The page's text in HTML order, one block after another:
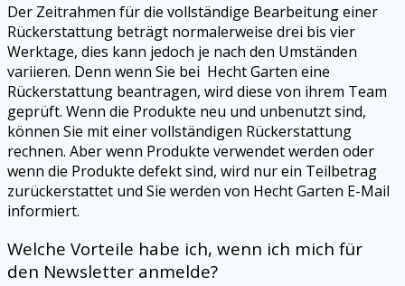
Der Zeitrahmen für die vollständige Bearbeitung einer
Rückerstattung beträgt normalerweise drei bis vier
Werktage, dies kann jedoch je nach den Umständen
variieren. Denn wenn Sie bei Hecht Garten eine
Rückerstattung beantragen, wird diese von ihrem Team
geprüft. Wenn die Produkte neu und unbenutzt sind,
können Sie mit einer vollständigen Rückerstattung
rechnen. Aber wenn Produkte verwendet werden oder
wenn die Produkte defekt sind, wird nur ein Teilbetrag
zurückerstattet und Sie werden von Hecht Garten E-Mail
informiert.
Welche Vorteile habe ich, wenn ich mich für
den Newsletter anmelde?